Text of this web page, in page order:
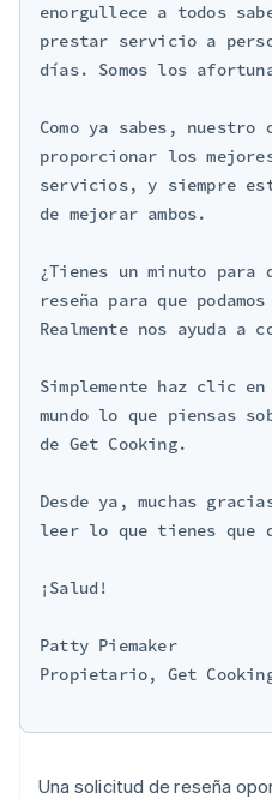
enorgullece a todos
prestar servicio a
días. Somos los
Como ya sabes,
proporcionar los
servicios, y siempre
de mejorar ambos.
¿Tienes un minuto para
reseña para que
Realmente nos ayuda a
Simplemente haz clic
mundo lo que piensas
de Get Cooking.
Desde ya, muchas
leer lo que tienes que
¡Salud!
Patty Piemaker
Propietario, Get
Una solicitud de reseña